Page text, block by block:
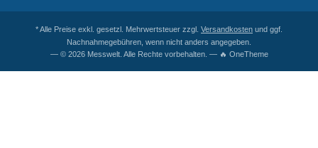
* Alle Preise exkl. gesetzl. Mehrwertsteuer zzgl. Versandkosten und ggf.
Nachnahmegebühren, wenn nicht anders angegeben.
— © 2026 Messwelt. Alle Rechte vorbehalten. — 🔥 OneTheme